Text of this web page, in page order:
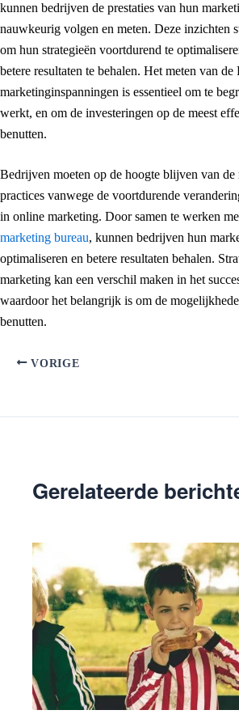
kunnen bedrijven de prestaties van hun
nauwkeurig volgen en meten. Deze inzichten
om hun strategieën voortdurend te
betere resultaten te behalen. Het meten van de
marketinginspanningen is essentieel om te
werkt, en om de investeringen op de meest
benutten.
Bedrijven moeten op de hoogte blijven van de
practices vanwege de voortdurende
in online marketing. Door samen te werken
marketing bureau, kunnen bedrijven hun
optimaliseren en betere resultaten behalen.
marketing kan een verschil maken in het
waardoor het belangrijk is om de
benutten.
VORIGE
Gerelateerde